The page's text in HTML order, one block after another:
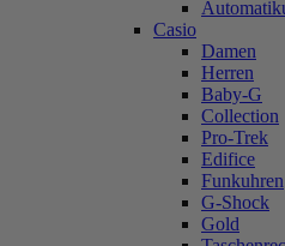
Casio
Damen
Herren
Baby-G
Collection
Pro-Trek
Edifice
Funkuhren
G-Shock
Gold